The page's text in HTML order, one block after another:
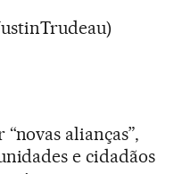
alianças”,
e cidadãos